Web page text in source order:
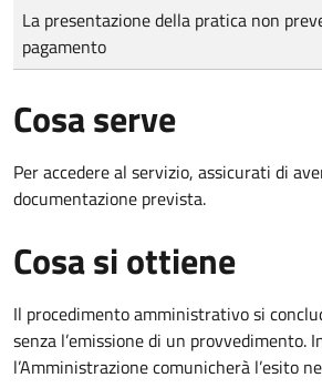
Tipo di pagamento
Importo
La presentazione della pratica non
pagamento
Cosa serve
Per accedere al servizio, assicurati di
documentazione prevista.
Cosa si ottiene
Il procedimento amministrativo si
senza l’emissione di un provvedimento.
l’Amministrazione comunicherà l’esito